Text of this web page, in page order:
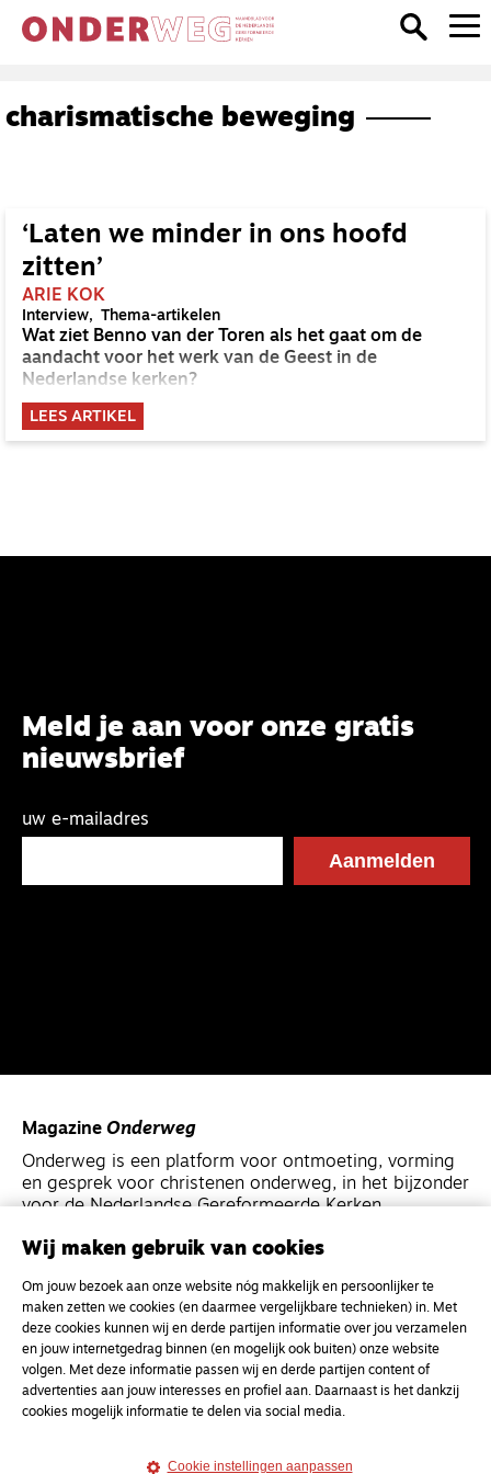
charismatische beweging
‘Laten we minder in ons hoofd
zitten’
ARIE KOK
Interview Thema-artikelen
Wat ziet Benno van der Toren als het gaat om de
aandacht voor het werk van de Geest in de
Nederlandse kerken?
LEES ARTIKEL
Meld je aan voor onze gratis
nieuwsbrief
uw e-mailadres
Magazine Onderweg
Onderweg is een platform voor ontmoeting, vorming
en gesprek voor christenen onderweg, in het bijzonder
voor de Nederlandse Gereformeerde Kerken.
Magazine
Onderweg
Kvk-nummer 33277063
NL46 INGB 0117 5827 86
info@onderwegonline.nl
Wij maken gebruik van cookies
Om jouw bezoek aan onze website nóg makkelijk en persoonlijker te
maken zetten we cookies (en daarmee vergelijkbare technieken) in. Met
deze cookies kunnen wij en derde partijen informatie over jou verzamelen
en jouw internetgedrag binnen (en mogelijk ook buiten) onze website
volgen. Met deze informatie passen wij en derde partijen content of
advertenties aan jouw interesses en profiel aan. Daarnaast is het dankzij
cookies mogelijk informatie te delen via social media.
Cookie instellingen aanpassen